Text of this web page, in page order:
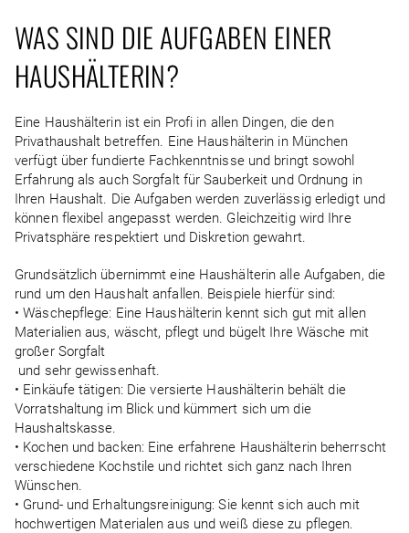
WAS SIND DIE AUFGABEN EINER
HAUSHÄLTERIN?
Eine Haushälterin ist ein Profi in allen Dingen, die den
Privathaushalt betreffen. Eine Haushälterin in München
verfügt über fundierte Fachkenntnisse und bringt sowohl
Erfahrung als auch Sorgfalt für Sauberkeit und Ordnung in
Ihren Haushalt. Die Aufgaben werden zuverlässig erledigt und
können flexibel angepasst werden. Gleichzeitig wird Ihre
Privatsphäre respektiert und Diskretion gewahrt.
Grundsätzlich übernimmt eine Haushälterin alle Aufgaben, die
rund um den Haushalt anfallen. Beispiele hierfür sind:
• Wäschepflege: Eine Haushälterin kennt sich gut mit allen
Materialien aus, wäscht, pflegt und bügelt Ihre Wäsche mit
großer Sorgfalt
und sehr gewissenhaft.
• Einkäufe tätigen: Die versierte Haushälterin behält die
Vorratshaltung im Blick und kümmert sich um die
Haushaltskasse.
• Kochen und backen: Eine erfahrene Haushälterin beherrscht
verschiedene Kochstile und richtet sich ganz nach Ihren
Wünschen.
• Grund- und Erhaltungsreinigung: Sie kennt sich auch mit
hochwertigen Materialen aus und weiß diese zu pflegen.